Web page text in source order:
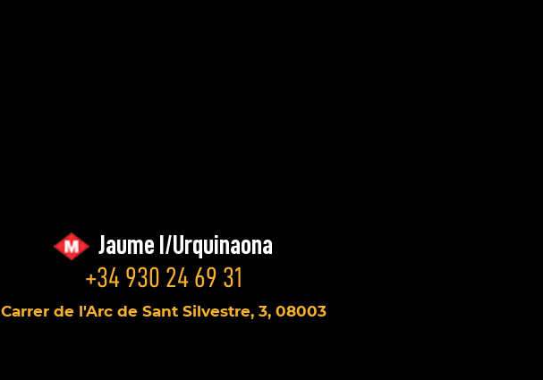
Jaume I/Urquinaona
+34 930 24 69 31
Carrer de l'Arc de Sant Silvestre, 3, 08003